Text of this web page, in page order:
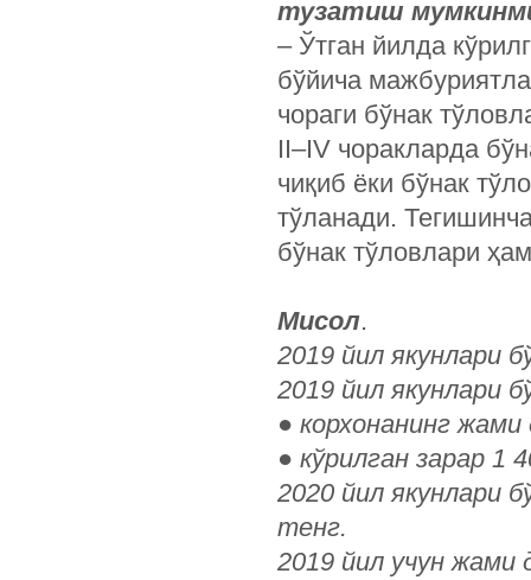
тузатиш
– Ўтган йилда
бўйича
чораги бўнак
II–IV чоракларда
чиқиб ёки бўнак
тўланади.
бўнак тўловлари
Мисол.
2019 йил якунлари
2019 йил якунлари
● корхонанинг
● кўрилган зарар 1
2020 йил якунлари
тенг.
2019 йил учун жами